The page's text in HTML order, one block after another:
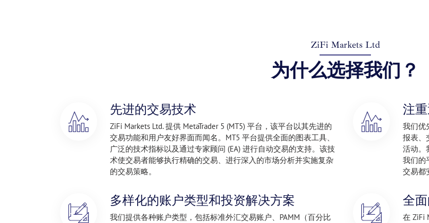
ZiFi Markets Ltd
为什么选择我们？
先进的交易技术
ZiFi Markets Ltd. 提供 MetaTrader 5 (MT5) 平台，该平台以其先进的
交易功能和用户友好界面而闻名。MT5 平台提供全面的图表工具、
广泛的技术指标以及通过专家顾问 (EA) 进行自动交易的支持。该技
术使交易者能够执行精确的交易、进行深入的市场分析并实施复杂
的交易策略。
多样化的账户类型和投资解决方案
我们提供各种账户类型，包括标准外汇交易账户、PAMM（百分比
注
我们优
报表、
活动。
我们的
交易都
全
在 ZiFi